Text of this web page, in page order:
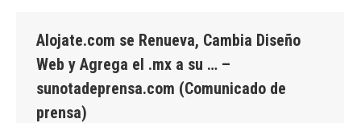
Alojate.com se Renueva, Cambia Diseño
Web y Agrega el .mx a su … –
sunotadeprensa.com (Comunicado de
prensa)